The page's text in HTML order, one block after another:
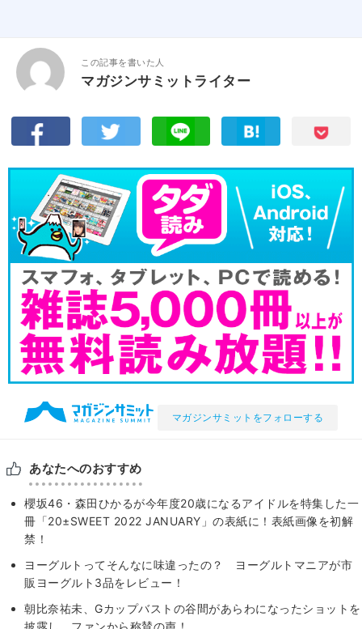
この記事を書いた人
マガジンサミットライター
マガジンサミットをフォローする
あなたへのおすすめ
櫻坂46・森田ひかるが今年度20歳になるアイドルを特集した一
冊「20±SWEET 2022 JANUARY」の表紙に！表紙画像を初解
禁！
ヨーグルトってそんなに味違ったの？ ヨーグルトマニアが市
販ヨーグルト3品をレビュー！
朝比奈祐未、Gカップバストの谷間があらわになったショットを